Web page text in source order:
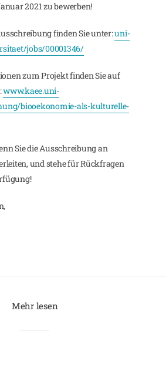
2021 zu bewerben!
finden Sie unter:uni-
jobs/00001346/
zum Projekt finden Sie auf
www.kaee.uni-
biooekonomie-als-kulturelle-
Sie die Ausschreibung an
und stehe für Rückfragen
Mehr lesen